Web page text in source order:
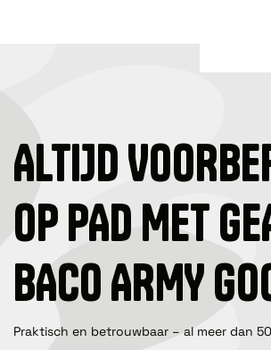
ALTIJD
OP PAD MET
BACO ARMY
Praktisch en betrouwbaar – al meer dan